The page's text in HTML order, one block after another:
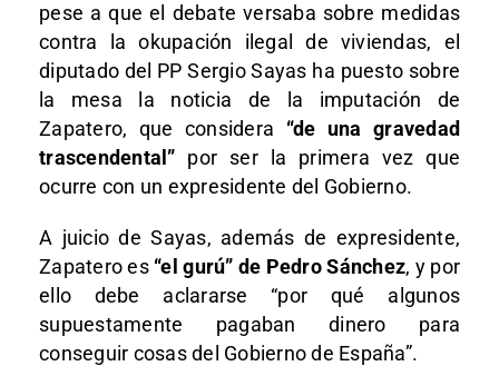
pese a que el debate versaba sobre medidas
contra la okupación ilegal de viviendas, el
diputado del PP Sergio Sayas ha puesto sobre
la mesa la noticia de la imputación de
Zapatero, que considera “de una gravedad
trascendental” por ser la primera vez que
ocurre con un expresidente del Gobierno.
A juicio de Sayas, además de expresidente,
Zapatero es “el gurú” de Pedro Sánchez, y por
ello debe aclararse “por qué algunos
supuestamente pagaban dinero para
conseguir cosas del Gobierno de España”.